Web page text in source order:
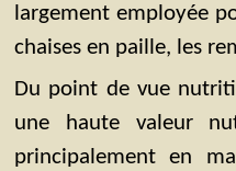
largement employée
chaises en paille, les
Du point de vue
une haute valeur
principalement en